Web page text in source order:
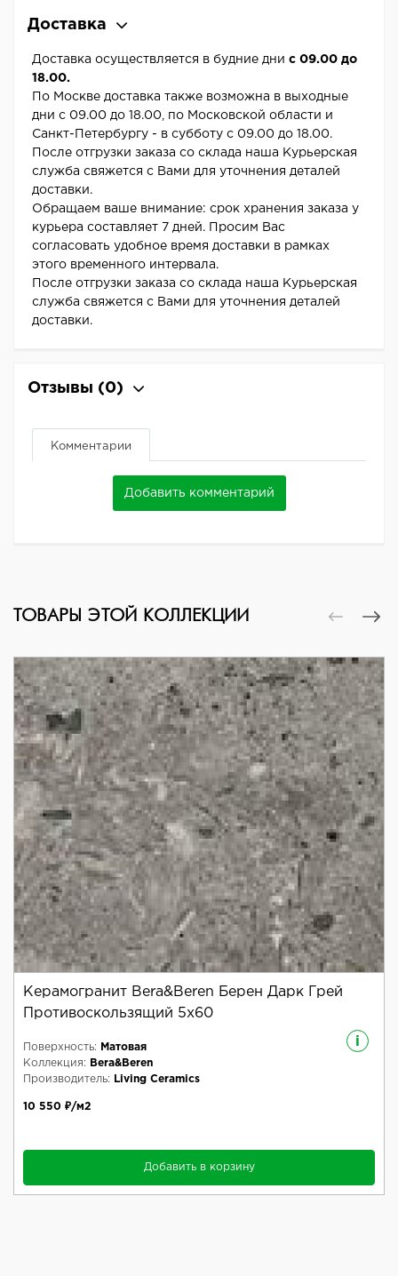
Доставка
Доставка осуществляется в будние дни с 09.00 до
18.00.
По Москве доставка также возможна в выходные
дни с 09.00 до 18.00, по Московской области и
Санкт-Петербургу - в субботу с 09.00 до 18.00.
После отгрузки заказа со склада наша Курьерская
служба свяжется с Вами для уточнения деталей
доставки.
Обращаем ваше внимание: срок хранения заказа у
курьера составляет 7 дней. Просим Вас
согласовать удобное время доставки в рамках
этого временного интервала.
После отгрузки заказа со склада наша Курьерская
служба свяжется с Вами для уточнения деталей
доставки.
Отзывы (0)
Комментарии
Добавить комментарий
ТОВАРЫ ЭТОЙ КОЛЛЕКЦИИ
Керамогранит Bera&Beren Берен Дарк Грей
Противоскользящий 5x60
i
Поверхность:
Матовая
Коллекция:
Bera&Beren
Производитель:
Living Ceramics
10 550 ₽/м2
Добавить в корзину